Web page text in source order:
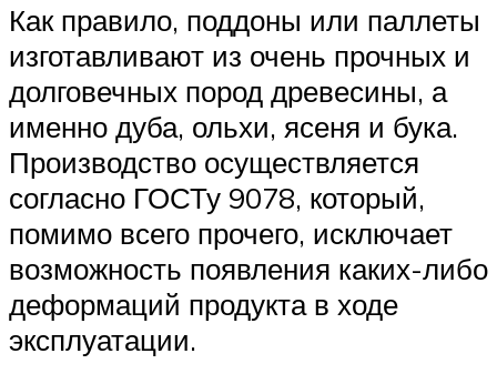
Как правило, поддоны или паллеты
изготавливают из очень прочных и
долговечных пород древесины, а
именно дуба, ольхи, ясеня и бука.
Производство осуществляется
согласно ГОСТу 9078, который,
помимо всего прочего, исключает
возможность появления каких-либо
деформаций продукта в ходе
эксплуатации.